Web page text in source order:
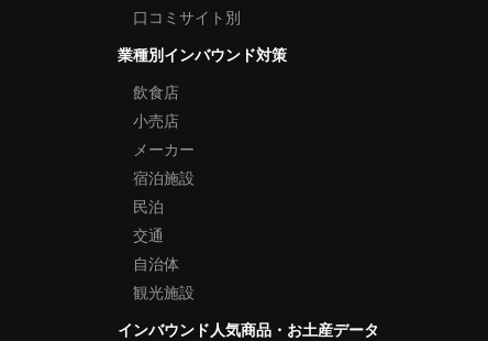
口コミサイト別
業種別インバウンド対策
飲食店
小売店
メーカー
宿泊施設
民泊
交通
自治体
観光施設
インバウンド人気商品・お土産データ